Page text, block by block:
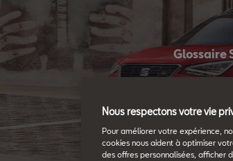
Glossaire
Tous les
Nous respectons votre vie
Pour améliorer votre expérience,
cookies nous aident à optimiser
des offres personnalisées, afficher